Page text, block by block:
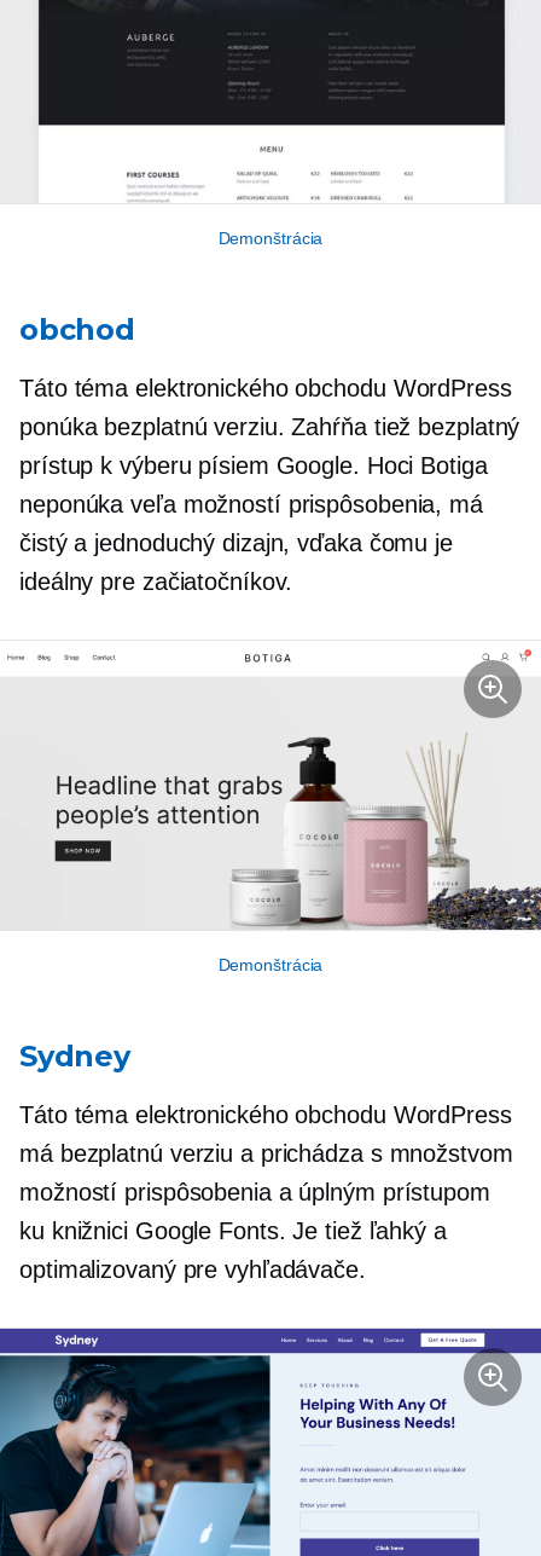
Demonštrácia
obchod
Táto téma elektronického obchodu WordPress
ponúka bezplatnú verziu. Zahŕňa tiež bezplatný
prístup k výberu písiem Google. Hoci Botiga
neponúka veľa možností prispôsobenia, má
čistý a jednoduchý dizajn, vďaka čomu je
ideálny pre začiatočníkov.
Demonštrácia
Sydney
Táto téma elektronického obchodu WordPress
má bezplatnú verziu a prichádza s množstvom
možností prispôsobenia a úplným prístupom
ku knižnici Google Fonts. Je tiež ľahký a
optimalizovaný pre vyhľadávače.